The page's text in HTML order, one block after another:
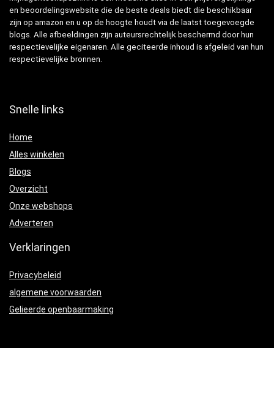
en beoordelingswebsite die de beste deals biedt die beschikbaar
zijn op amazon en u op de hoogte houdt via de laatst toegevoegde
blogs. Alle afbeeldingen zijn auteursrechtelijk beschermd door hun
respectievelijke eigenaren. Alle geciteerde inhoud is afgeleid van hun
respectievelijke bronnen.
Snelle links
Home
Alles winkelen
Blogs
Overzicht
Onze webshops
Adverteren
Verklaringen
Privacybeleid
algemene voorwaarden
Gelieerde openbaarmaking